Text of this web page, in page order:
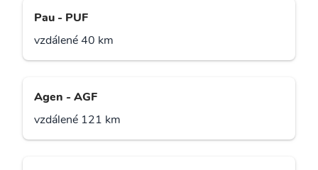
Pau - PUF
vzdálené 40 km
Agen - AGF
vzdálené 121 km